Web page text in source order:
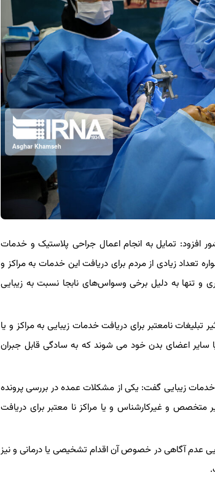
افزود: تمایل به انجام اعمال جراحی پلاستیک و خدمات
زیادی از مردم برای دریافت این خدمات به مراکز و
و تنها به دلیل برخی وسواس‌های نابجا نسبت به زیبایی
تبلیغات نامعتبر برای دریافت خدمات زیبایی به مراکز و یا
سایر اعضای بدن خود می شوند که به سادگی قابل جبران
زیبایی گفت: یکی از مشکلات عمده در بررسی پرونده
و غیرکارشناس و یا مراکز نا معتبر برای دریافت
عدم آگاهی در خصوص آن اقدام تشخیصی یا درمانی و نیز